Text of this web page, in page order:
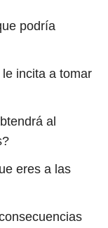
podría
incita a tomar
al
eres a las